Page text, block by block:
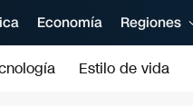
Economía Regiones
Estilo de vida